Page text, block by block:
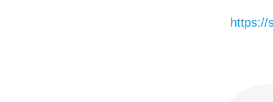
https://